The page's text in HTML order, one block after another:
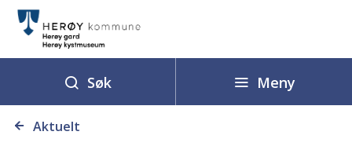
r
y
Søk Meny
Du Aktuelt